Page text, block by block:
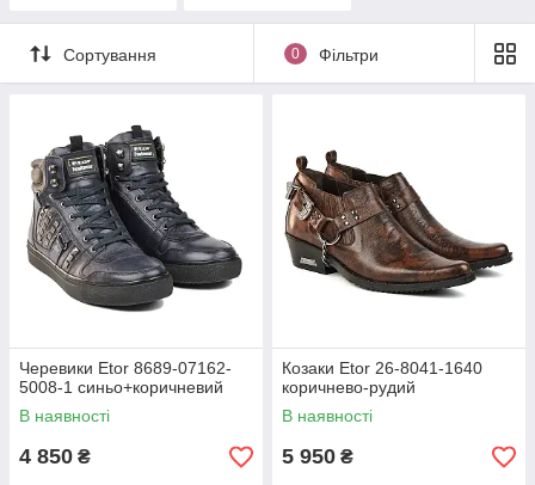
Сортування 0 Фільтри
Черевики Etor 8689-07162-
5008-1 синьо+коричневий
В наявності
4 850 ₴
Козаки Etor 26-8041-1640
коричнево-рудий
В наявності
5 950 ₴